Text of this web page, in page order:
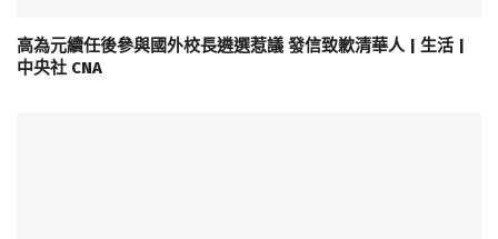
高為元續任後參與國外校長遴選惹議 發信致歉清華人 | 生活 |
中央社 CNA